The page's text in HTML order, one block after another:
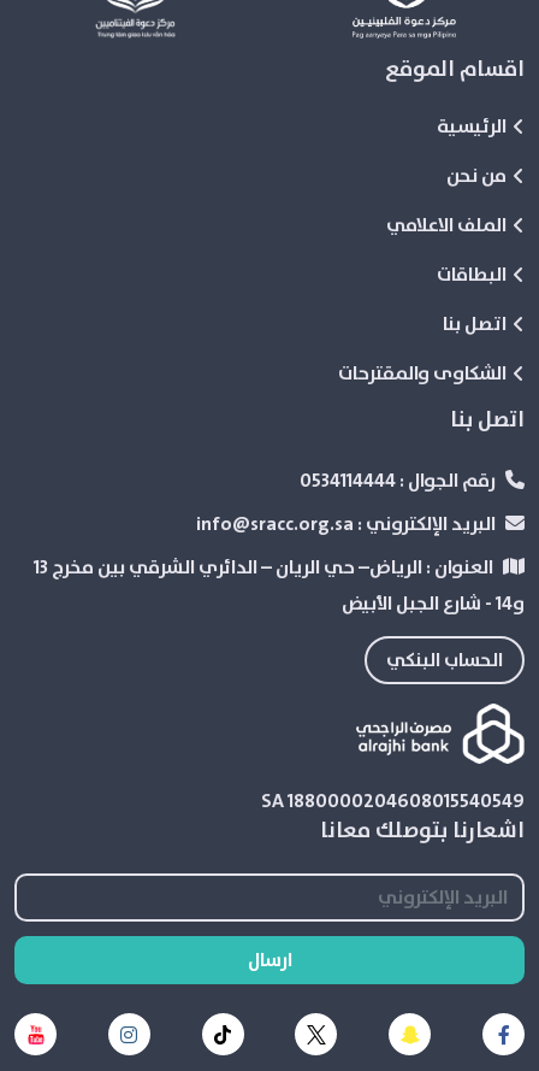
اقسام الموقع
الرئيسية
من نحن
الملف الاعلامي
البطاقات
اتصل بنا
الشكاوى والمقترحات
اتصل بنا
رقم الجوال :
البريد الإلكتروني :
العنوان :
الرياض– حي الريان – الدائري الشرقي بین مخرج 13
و14 - شارع الجبل الأبيض
الحساب البنكي
SA 1880000204608015540549
اشعارنا بتوصلك معانا
ارسال